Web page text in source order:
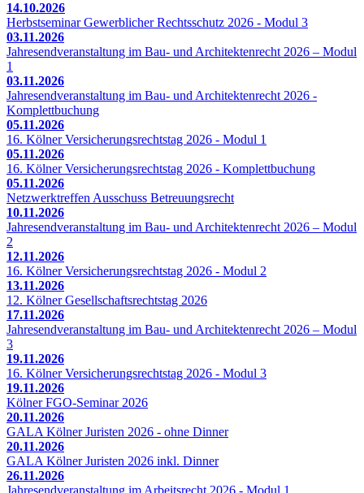
14.10.2026
Herbstseminar Gewerblicher Rechtsschutz 2026 - Modul 3
03.11.2026
Jahresendveranstaltung im Bau- und Architektenrecht 2026 – Modul
1
03.11.2026
Jahresendveranstaltung im Bau- und Architektenrecht 2026 -
Komplettbuchung
05.11.2026
16. Kölner Versicherungsrechtstag 2026 - Modul 1
05.11.2026
16. Kölner Versicherungsrechtstag 2026 - Komplettbuchung
05.11.2026
Netzwerktreffen Ausschuss Betreuungsrecht
10.11.2026
Jahresendveranstaltung im Bau- und Architektenrecht 2026 – Modul
2
12.11.2026
16. Kölner Versicherungsrechtstag 2026 - Modul 2
13.11.2026
12. Kölner Gesellschaftsrechtstag 2026
17.11.2026
Jahresendveranstaltung im Bau- und Architektenrecht 2026 – Modul
3
19.11.2026
16. Kölner Versicherungsrechtstag 2026 - Modul 3
19.11.2026
Kölner FGO-Seminar 2026
20.11.2026
GALA Kölner Juristen 2026 - ohne Dinner
20.11.2026
GALA Kölner Juristen 2026 inkl. Dinner
26.11.2026
Jahresendveranstaltung im Arbeitsrecht 2026 - Modul 1